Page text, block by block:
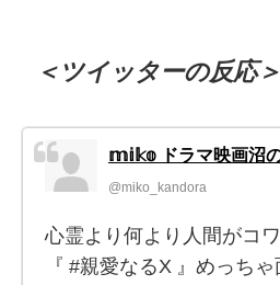
＜ツイッターの反応＞
𝕞𝕚𝕜𝕠 ドラマ映画沼
@miko_kandora
心霊より何より人間がコ
『 #親愛なるX 』めっち